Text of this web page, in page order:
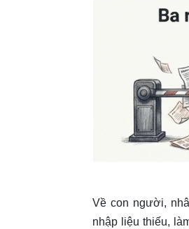
Về con người,
nhập liệu thiếu,